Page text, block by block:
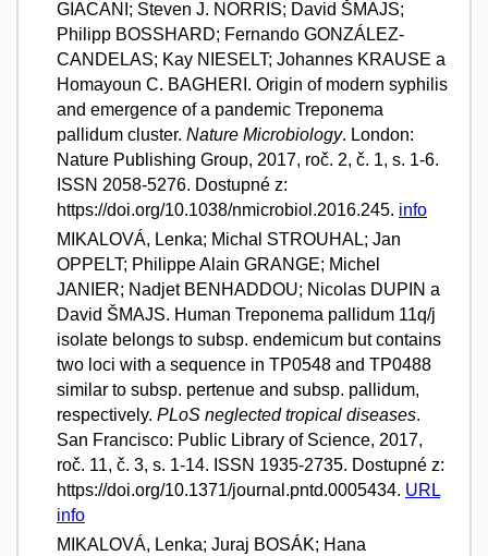
GIACANI; Steven J. NORRIS; David ŠMAJS;
Philipp BOSSHARD; Fernando GONZÁLEZ-
CANDELAS; Kay NIESELT; Johannes KRAUSE a
Homayoun C. BAGHERI. Origin of modern syphilis
and emergence of a pandemic Treponema
pallidum cluster. Nature Microbiology. London:
Nature Publishing Group, 2017, roč. 2, č. 1, s. 1-6.
ISSN 2058-5276. Dostupné z:
https://doi.org/10.1038/nmicrobiol.2016.245. info
MIKALOVÁ, Lenka; Michal STROUHAL; Jan
OPPELT; Philippe Alain GRANGE; Michel
JANIER; Nadjet BENHADDOU; Nicolas DUPIN a
David ŠMAJS. Human Treponema pallidum 11q/j
isolate belongs to subsp. endemicum but contains
two loci with a sequence in TP0548 and TP0488
similar to subsp. pertenue and subsp. pallidum,
respectively. PLoS neglected tropical diseases.
San Francisco: Public Library of Science, 2017,
roč. 11, č. 3, s. 1-14. ISSN 1935-2735. Dostupné z:
https://doi.org/10.1371/journal.pntd.0005434. URL
info
MIKALOVÁ, Lenka; Juraj BOSÁK; Hana